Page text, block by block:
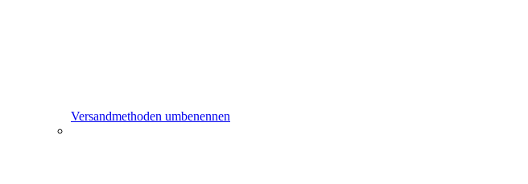
Versandmethoden umbenennen